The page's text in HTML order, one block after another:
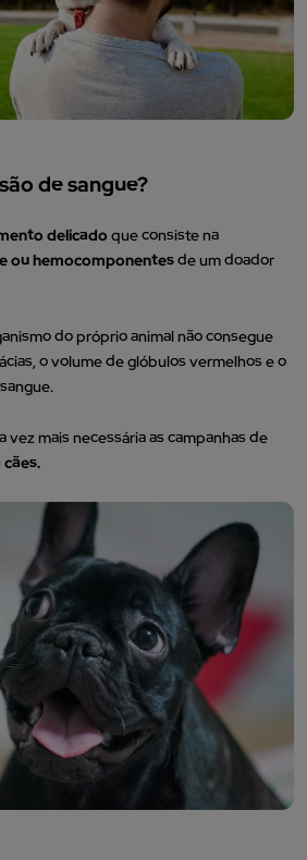
de sangue?
delicado que consiste na
ou hemocomponentesde um doador
do próprio animal não consegue
o volume de glóbulos vermelhos e o
vez mais necessária as campanhas de